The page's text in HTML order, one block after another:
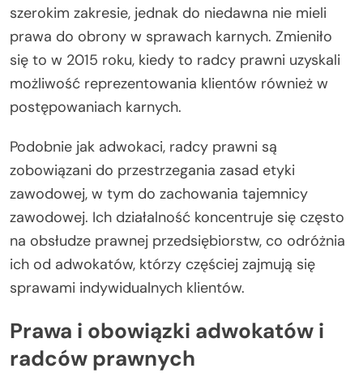
szerokim zakresie, jednak do niedawna nie mieli
prawa do obrony w sprawach karnych. Zmieniło
się to w 2015 roku, kiedy to radcy prawni uzyskali
możliwość reprezentowania klientów również w
postępowaniach karnych.
Podobnie jak adwokaci, radcy prawni są
zobowiązani do przestrzegania zasad etyki
zawodowej, w tym do zachowania tajemnicy
zawodowej. Ich działalność koncentruje się często
na obsłudze prawnej przedsiębiorstw, co odróżnia
ich od adwokatów, którzy częściej zajmują się
sprawami indywidualnych klientów.
Prawa i obowiązki adwokatów i
radców prawnych